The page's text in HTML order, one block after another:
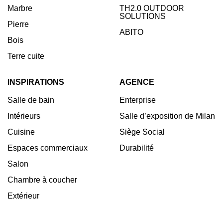
Marbre
Pierre
Bois
Terre cuite
TH2.0 OUTDOOR
SOLUTIONS
ABITO
INSPIRATIONS
Salle de bain
Intérieurs
Cuisine
Espaces commerciaux
Salon
Chambre à coucher
Extérieur
AGENCE
Enterprise
Salle d’exposition de Milan
Siège Social
Durabilité